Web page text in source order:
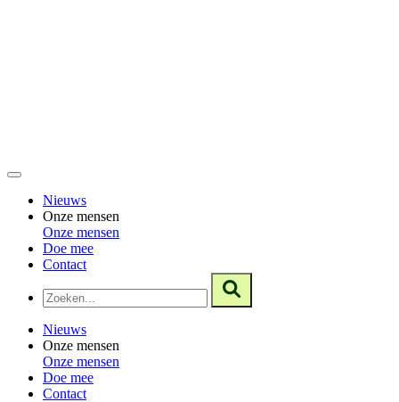
Nieuws
Onze mensen
Onze mensen
Doe mee
Contact
Nieuws
Onze mensen
Onze mensen
Doe mee
Contact